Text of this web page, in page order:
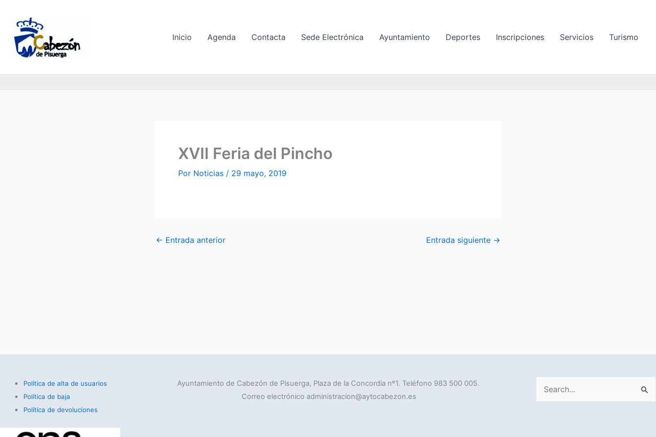
contenido
Inicio Agenda Contacta Sede Electrónica Ayuntamiento Deportes Inscripciones Servicios Turismo
XVII Feria del Pincho
Por Noticias / 29 mayo, 2019
← Entrada anterior Entrada siguiente →
Política de alta de usuarios
Política de baja
Política de devoluciones
Ayuntamiento de Cabezón de Pisuerga, Plaza de la Concordia nº1. Teléfono 983 500 005.
Correo electrónico administracion@aytocabezon.es
Buscar
por: